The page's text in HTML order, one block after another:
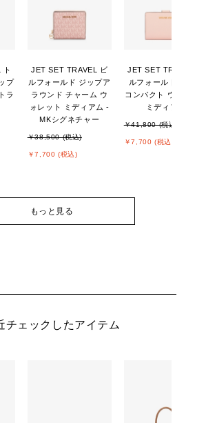
ト
プ
ラ
JET SET TRAVEL ビ
ルフォールド ジップア
ラウンド チャーム ウ
ォレット ミディアム -
MKシグネチャー
￥38,500 (税込)
￥7,700 (税込)
JET SET TRAVEL ビ
ルフォールド ジップ
コンパクト ウォレッ
ミディアム
￥41,800 (税込)
￥7,700 (税込)
もっと見る
チェックしたアイテム